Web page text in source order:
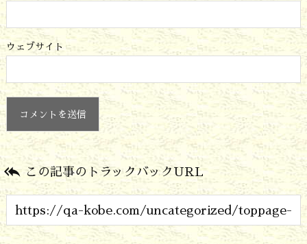
ウェブサイト
 この記事のトラックバックURL